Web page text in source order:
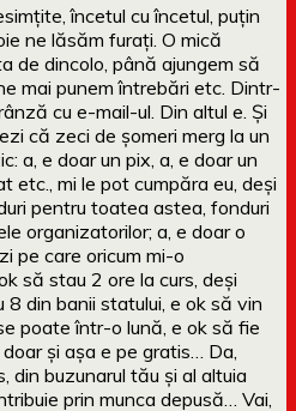
încetul cu încetul, puțin
ne lăsăm furați. O mică
de dincolo, până ajungem să
mai punem întrebări etc. Dintr-
cu e-mail-ul. Din altul e. Și
că zeci de șomeri merg la un
a, e doar un pix, a, e doar un
etc., mi le pot cumpăra eu, deși
pentru toatea astea, fonduri
organizatorilor; a, e doar o
pe care oricum mi-o
să stau 2 ore la curs, deși
8 din banii statului, e ok să vin
poate într-o lună, e ok să fie
și așa e pe gratis… Da,
din buzunarul tău și al altuia
prin munca depusă… Vai,